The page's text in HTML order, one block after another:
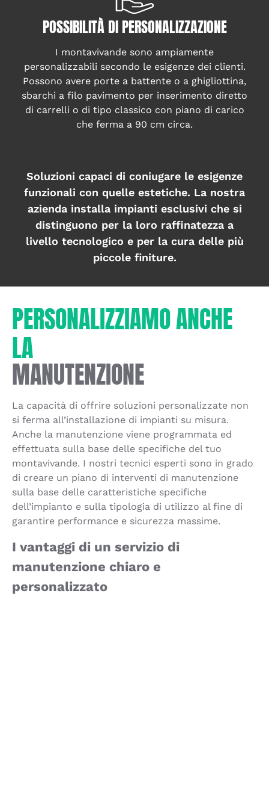
POSSIBILITÀ DI PERSONALIZZAZIONE
I montavivande sono ampiamente
personalizzabili secondo le esigenze dei clienti.
Possono avere porte a battente o a ghigliottina,
sbarchi a filo pavimento per inserimento diretto
di carrelli o di tipo classico con piano di carico
che ferma a 90 cm circa.
Soluzioni capaci di coniugare le esigenze
funzionali con quelle estetiche. La nostra
azienda installa impianti esclusivi che si
distinguono per la loro raffinatezza a
livello tecnologico e per la cura delle più
piccole finiture.
PERSONALIZZIAMO ANCHE
LA
MANUTENZIONE
La capacità di offrire soluzioni personalizzate non
si ferma all’installazione di impianti su misura.
Anche la manutenzione viene programmata ed
effettuata sulla base delle specifiche del tuo
montavivande. I nostri tecnici esperti sono in grado
di creare un piano di interventi di manutenzione
sulla base delle caratteristiche specifiche
dell’impianto e sulla tipologia di utilizzo al fine di
garantire performance e sicurezza massime.
I vantaggi di un servizio di
manutenzione chiaro e
personalizzato